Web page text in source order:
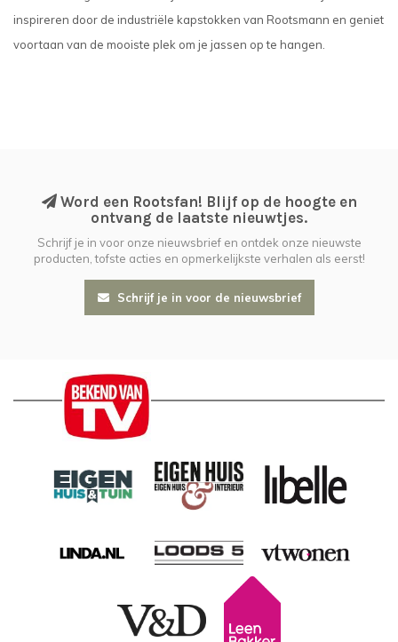
inspireren door de industriële kapstokken van Rootsmann en geniet
voortaan van de mooiste plek om je jassen op te hangen.
Word een Rootsfan! Blijf op de hoogte en
ontvang de laatste nieuwtjes.
Schrijf je in voor onze nieuwsbrief en ontdek onze nieuwste
producten, tofste acties en opmerkelijkste verhalen als eerst!
Schrijf je in voor de nieuwsbrief